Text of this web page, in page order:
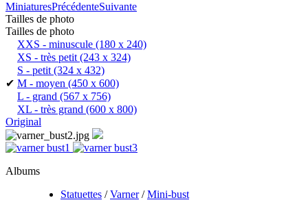
MiniaturesPrécédenteSuivante
Tailles de photo
Tailles de photo
XXS - minuscule (180 x 240)
XS - très petit(243 x 324)
S - petit(324 x 432)
✔ M - moyen (450 x 600)
L - grand (567 x 756)
XL - très grand (600 x 800)
Original
Albums
Statuettes /Varner/Mini-bust